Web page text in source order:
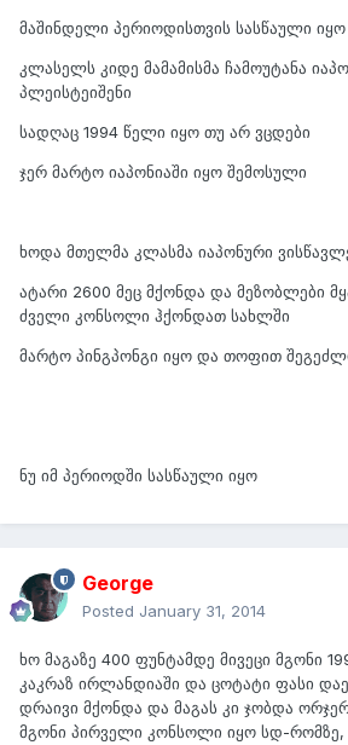
მაშინდელი პერიოდისთვის სასწაული იყო
კლასელს კიდე მამამისმა ჩამოუტანა
პლეისტეიშენი
სადღაც 1994 წელი იყო თუ არ ვცდები
ჯერ მარტო იაპონიაში იყო შემოსული
ხოდა მთელმა კლასმა იაპონური
ატარი 2600 მეც მქონდა და მეზობლები
ძველი კონსოლი ჰქონდათ სახლში
მარტო პინგპონგი იყო და თოფით
ნუ იმ პერიოდში სასწაული იყო
George
Posted January 31, 2014
ხო მაგაზე 400 ფუნტამდე მივეცი მგონი
კაკრაზ ირლანდიაში და ცოტატი ფასი
დრაივი მქონდა და მაგას კი ჯობდა
მგონი პირველი კონსოლი იყო სდ-რომზე,